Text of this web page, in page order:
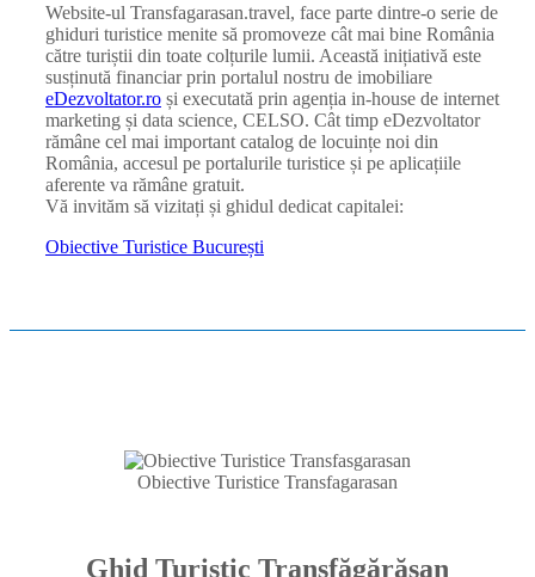
Website-ul Transfagarasan.travel, face parte dintre-o serie de
ghiduri turistice menite să promoveze cât mai bine România
către turiștii din toate colțurile lumii. Această inițiativă este
susținută financiar prin portalul nostru de imobiliare
eDezvoltator.ro și executată prin agenția in-house de internet
marketing și data science, CELSO. Cât timp eDezvoltator
rămâne cel mai important catalog de locuințe noi din
România, accesul pe portalurile turistice și pe aplicațiile
aferente va rămâne gratuit.
Vă invităm să vizitați și ghidul dedicat capitalei:
Obiective Turistice București
Obiective Turistice Transfagarasan
Ghid Turistic Transfăgărășan